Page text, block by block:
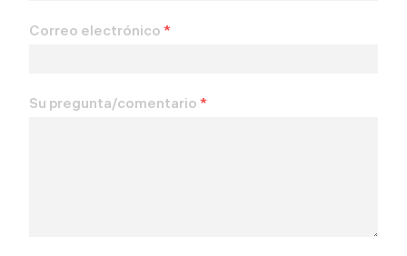
Correo electrónico *
Su pregunta/comentario *